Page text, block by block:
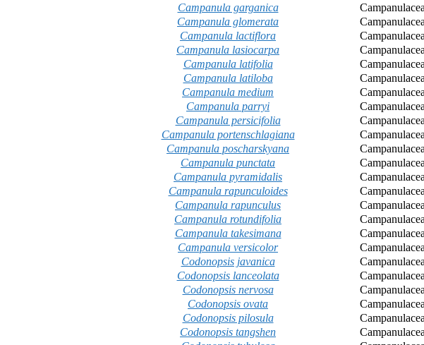
Campanula garganica
Campanula glomerata
Campanula lactiflora
Campanula lasiocarpa
Campanula latifolia
Campanula latiloba
Campanula medium
Campanula parryi
Campanula persicifolia
Campanula portenschlagiana
Campanula poscharskyana
Campanula punctata
Campanula pyramidalis
Campanula rapunculoides
Campanula rapunculus
Campanula rotundifolia
Campanula takesimana
Campanula versicolor
Codonopsis javanica
Codonopsis lanceolata
Codonopsis nervosa
Codonopsis ovata
Codonopsis pilosula
Codonopsis tangshen